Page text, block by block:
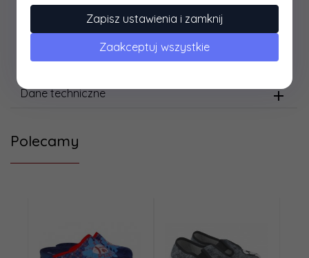
ROZMIAR 18 19 20 21 22 23 24 25
26
WKŁADKI
12,3012,90 13,5014,3015,0015,6016,20
Dane techniczne
Polecamy
Zapisz ustawienia i zamknij
Zaakceptuj wszystkie